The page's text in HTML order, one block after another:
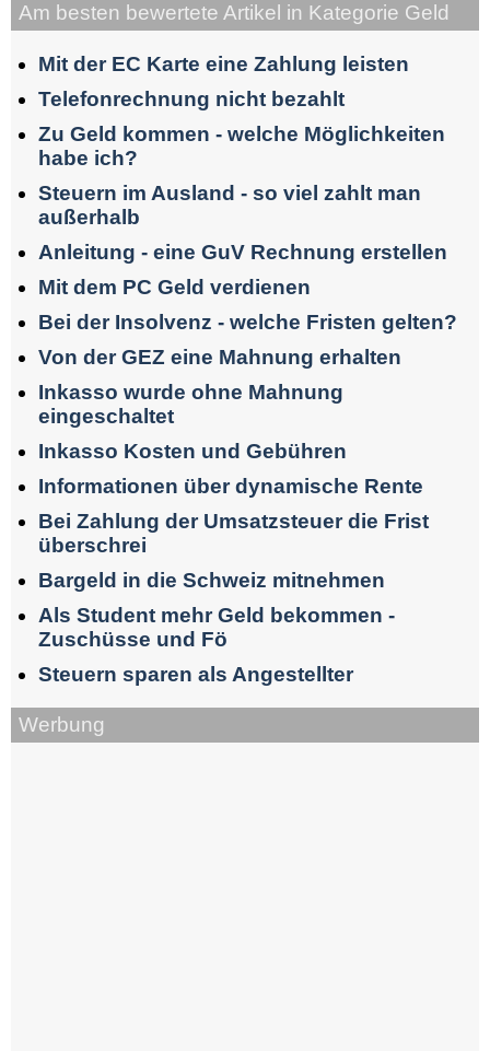
Am besten bewertete Artikel in Kategorie Geld
Mit der EC Karte eine Zahlung leisten
Telefonrechnung nicht bezahlt
Zu Geld kommen - welche Möglichkeiten
habe ich?
Steuern im Ausland - so viel zahlt man
außerhalb
Anleitung - eine GuV Rechnung erstellen
Mit dem PC Geld verdienen
Bei der Insolvenz - welche Fristen gelten?
Von der GEZ eine Mahnung erhalten
Inkasso wurde ohne Mahnung
eingeschaltet
Inkasso Kosten und Gebühren
Informationen über dynamische Rente
Bei Zahlung der Umsatzsteuer die Frist
überschrei
Bargeld in die Schweiz mitnehmen
Als Student mehr Geld bekommen -
Zuschüsse und Fö
Steuern sparen als Angestellter
Werbung